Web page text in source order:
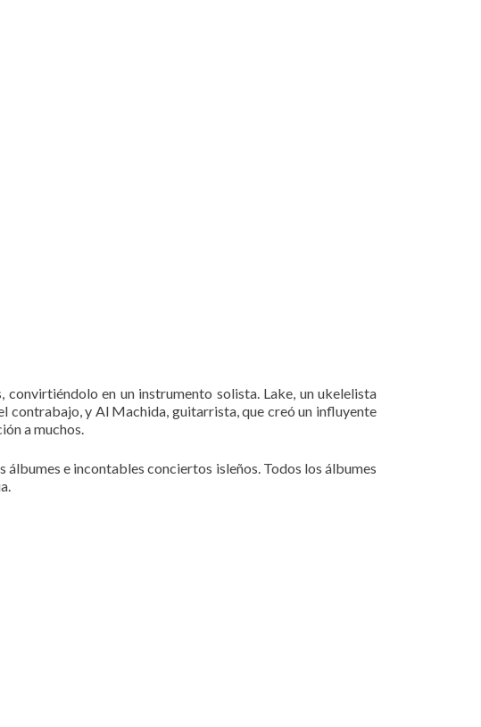
convirtiéndolo en un instrumento solista. Lake, un ukelelista
contrabajo, y Al Machida, guitarrista, que creó un influyente
a muchos.
álbumes e incontables conciertos isleños. Todos los álbumes